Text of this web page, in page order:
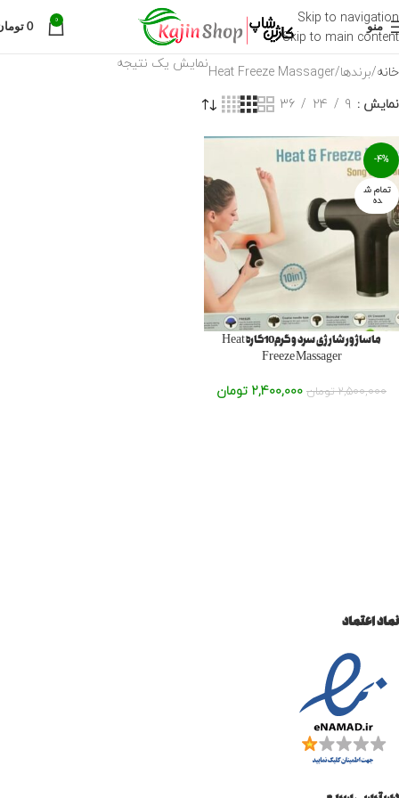
Skip to navigation
Skip to main content
منو
0
0
خانه برندها Heat Freeze Massager
نمایش یک نتیجه
نمایش 9
24
36
-4%
تمام ش
ده
ماساژور شارژی سرد و گرم10کاره Heat
Freeze Massager
2,500,000 تومان 2,400,000 تومان
نماد اعتماد